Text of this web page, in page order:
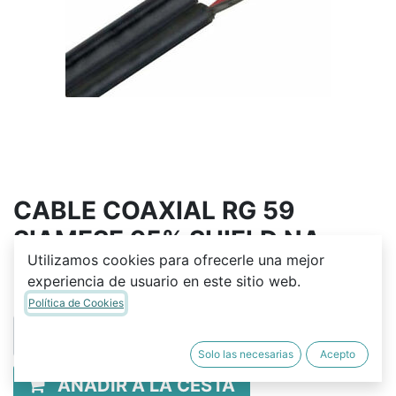
CABLE COAXIAL RG 59
SIAMESE 95% SHIELD NA
Q8.00
AÑADIR A LA CESTA
Utilizamos cookies para ofrecerle una mejor
experiencia de usuario en este sitio web.
Política de Cookies
Solo las necesarias Acepto